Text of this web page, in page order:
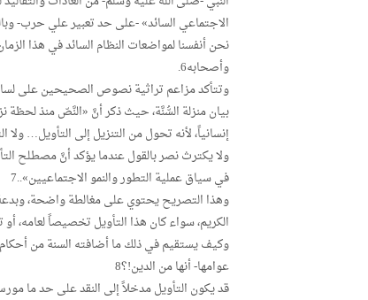
الاجتماعي السائد» -على حد تعبير علي حرب-
نحن أنفسنا لمواضعات النظام السائد في هذا
وأصحابه6.
وتتأكد مزاعم تراثية نصوص الصحيحين على
بيان منزلة السُّنَّة، حيث ذكر أنَّ «النَّصّ منذ لحظة
إنسانياً، لأنه تحول من التنزيل إلى التأويل…
ولا يكترث نصر بالقول عندما يؤكد أنَّ مصطلح
في سياق عملية التطور والنمو الاجتماعيين»..7
وهذا التصريح يحتوي على مغالطة واضحة،
الكريم، سواء كان هذا التأويل تخصيصاً لعامه،
وكيف يستقيم في ذلك ما أضافته السنة من
عوامها- أنها من الدين!؟8